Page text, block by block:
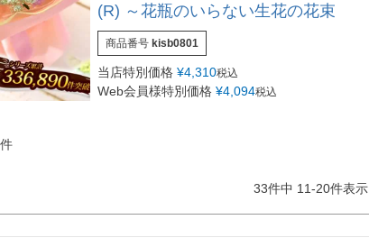
(R) ～花瓶のいらない生花の花束
商品番号 kisb0801
当店特別価格 ¥4,310税込
Web会員様特別価格 ¥4,094税込
33件中 11-20件表示